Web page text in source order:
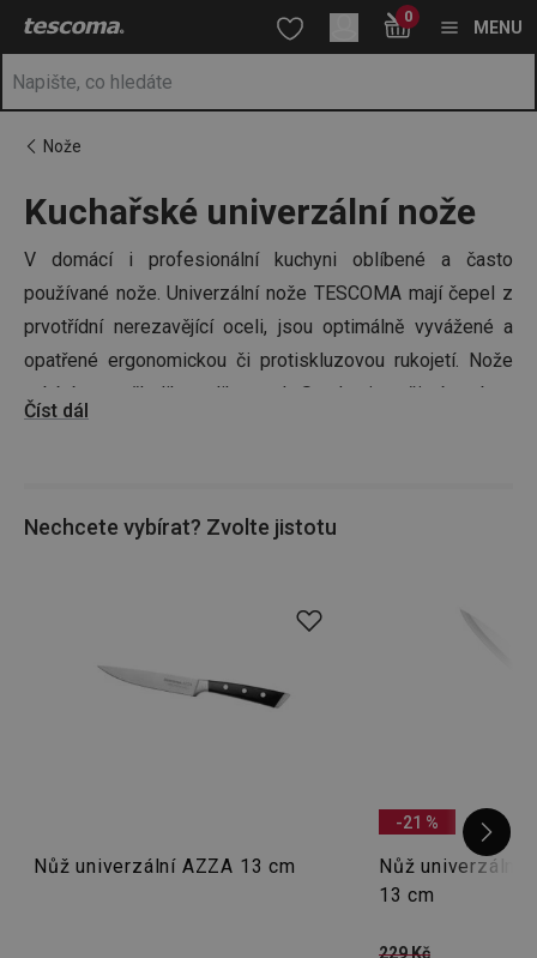
Nacházíte se na stránce Kuchařské univerzální nože🔪
Přejít na hlavní obsah
Přejít na vyhledávání
Přejít na navigaci 0
MENU
Nože
Kuchařské univerzální nože
V domácí i profesionální kuchyni oblíbené a často
používané nože. Univerzální nože TESCOMA mají čepel z
prvotřídní nerezavějící oceli, jsou optimálně vyvážené a
opatřené ergonomickou či protiskluzovou rukojetí. Nože
nabízíme v několika velikostech. Snadno je vyčistíte a bez
problémů je můžete umýt v myčce nádobí.
nože ,nože na máslo nebo tolik oblíbené
Číst dál
Nechcete vybírat? Zvolte jistotu
Nůž univerzální AZZA 13 cm
-21 %
Nůž univerzální
13 cm
229 Kč